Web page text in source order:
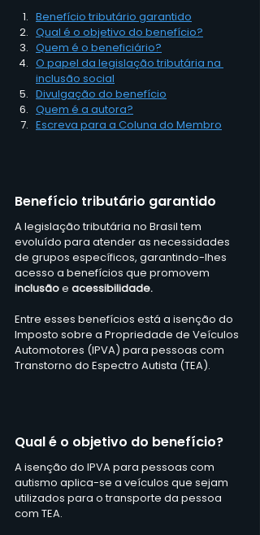
Benefício tributário garantido
Qual é o objetivo do benefício?
Quem é o beneficiário?
O papel da legislação tributária na
inclusão social
Divulgação do benefício
Quem é a autora?
Escreva para a Coluna do Membro
Benefício tributário garantido
A legislação tributária no Brasil tem
evoluído para atender as necessidades
de grupos específicos, garantindo-lhes
acesso a benefícios que promovem
inclusão e acessibilidade.
Entre esses benefícios está a isenção do
Imposto sobre a Propriedade de Veículos
Automotores (IPVA) para pessoas com
Transtorno do Espectro Autista (TEA).
Qual é o objetivo do benefício?
A isenção do IPVA para pessoas com
autismo aplica-se a veículos que sejam
utilizados para o transporte da pessoa
com TEA.